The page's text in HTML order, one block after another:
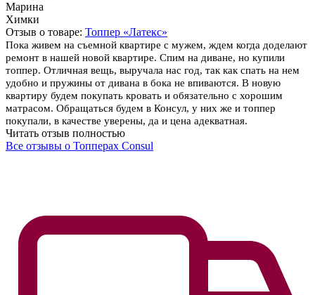
Марина
Химки
Отзыв о товаре: Топпер «Латекс»
Пока живем на съемной квартире с мужем, ждем когда доделают
ремонт в нашей новой квартире. Спим на диване, но купили
топпер. Отличная вещь, выручала нас год, так как спать на нем
удобно и пружины от дивана в бока не впиваются. В новую
квартиру будем покупать кровать и обязательно с хорошим
матрасом. Обращаться будем в Консул, у них же и топпер
покупали, в качестве уверены, да и цена адекватная.
Читать отзыв полностью
Все отзывы о Топперах Consul